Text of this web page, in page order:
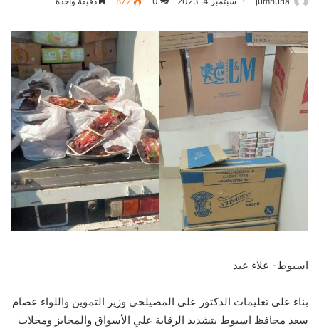
اسيوط- علاء عيد
بناء على تعليمات الدكتور علي المصيلحي وزير التموين واللواء عصام
سعد محافظ اسيوط بتشديد الرقابة علي الأسواق والمخابز ومحلات